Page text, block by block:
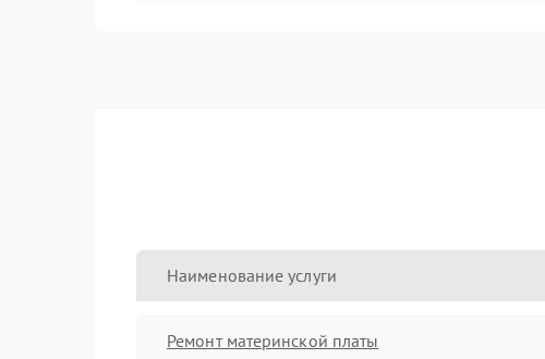
Наименование услуги
Ремонт материнской платы